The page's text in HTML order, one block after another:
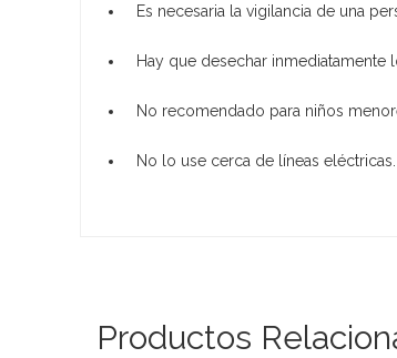
Es necesaria la vigilancia de una
Hay que desechar inmediatamente
No recomendado para niños
No lo use cerca de líneas eléctricas.
Productos